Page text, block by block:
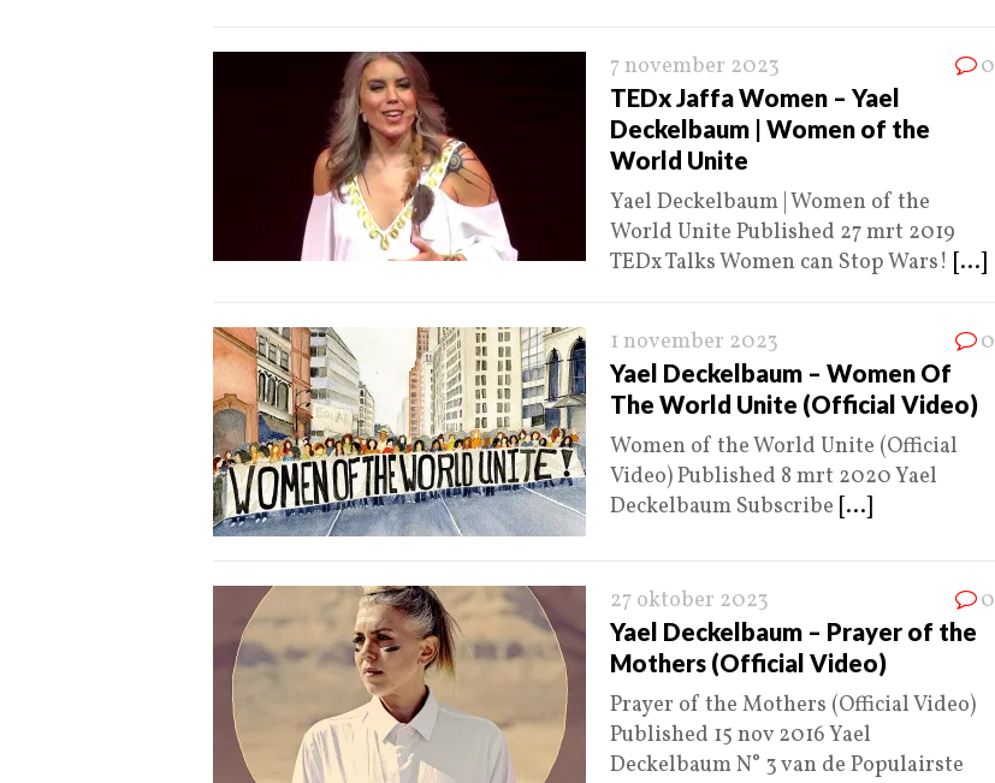
7 november 2023 0
TEDx Jaffa Women – Yael
Deckelbaum | Women of the
World Unite
Yael Deckelbaum | Women of the
World Unite Published 27 mrt 2019
TEDx Talks Women can Stop Wars! [...]
1 november 2023 0
Yael Deckelbaum – Women Of
The World Unite (Official Video)
Women of the World Unite (Official
Video) Published 8 mrt 2020 Yael
Deckelbaum Subscribe [...]
27 oktober 2023 0
Yael Deckelbaum – Prayer of the
Mothers (Official Video)
Prayer of the Mothers (Official Video)
Published 15 nov 2016 Yael
Deckelbaum N° 3 van de Populairste